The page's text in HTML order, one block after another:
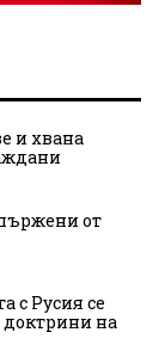
и хвана
от
с Русия се
доктрини на